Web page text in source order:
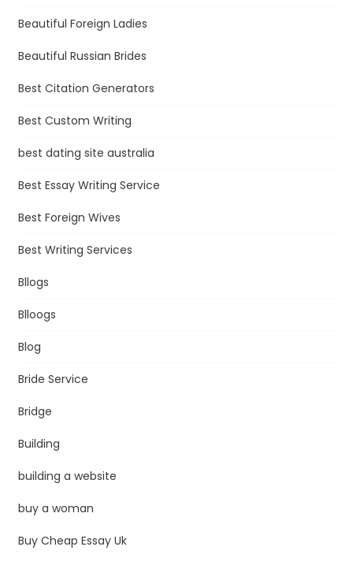
Beautiful Foreign Ladies
Beautiful Russian Brides
Best Citation Generators
Best Custom Writing
best dating site australia
Best Essay Writing Service
Best Foreign Wives
Best Writing Services
Bllogs
Blloogs
Blog
Bride Service
Bridge
Building
building a website
buy a woman
Buy Cheap Essay Uk